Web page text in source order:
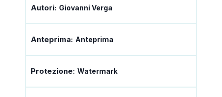
Autori: Giovanni Verga
Anteprima: Anteprima
Protezione: Watermark